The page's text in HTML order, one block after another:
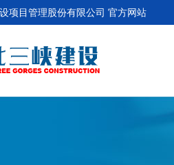
项目管理股份有限公司 官方网站